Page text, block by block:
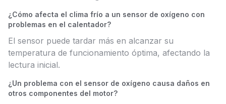
¿Cómo afecta el clima frío a un sensor de oxígeno con
problemas en el calentador?
El sensor puede tardar más en alcanzar su
temperatura de funcionamiento óptima, afectando la
lectura inicial.
¿Un problema con el sensor de oxígeno causa daños en
otros componentes del motor?